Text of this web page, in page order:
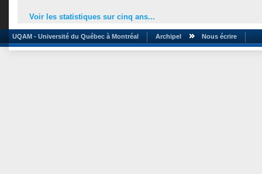
Voir les statistiques sur cinq ans...
UQAM - Université du Québec à Montréal Archipel Nous écrire